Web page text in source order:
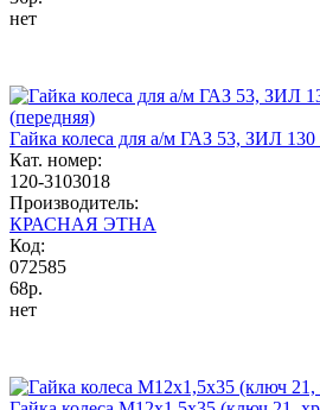
нет
Гайка колеса для а/м ГАЗ 53, ЗИЛ
Кат. номер:
120-3103018
Производитель:
КРАСНАЯ ЭТНА
Код:
072585
68р.
нет